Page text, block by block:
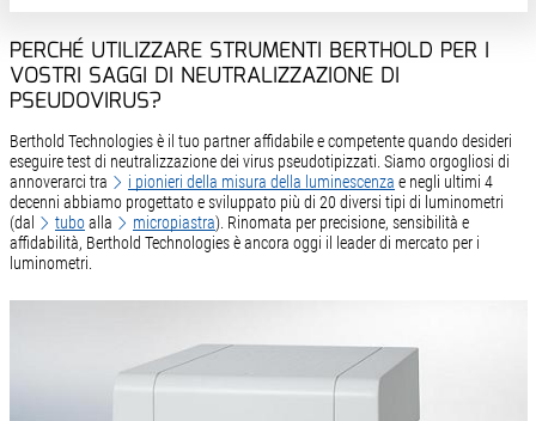
PERCHÉ UTILIZZARE STRUMENTI BERTHOLD PER I
VOSTRI SAGGI DI NEUTRALIZZAZIONE DI
PSEUDOVIRUS?
Berthold Technologies è il tuo partner affidabile e competente quando desideri
eseguire test di neutralizzazione dei virus pseudotipizzati. Siamo orgogliosi di
annoverarci tra
i pionieri della misura della luminescenza e negli ultimi 4
decenni abbiamo progettato e sviluppato più di 20 diversi tipi di luminometri
(dal
tuboalla micropiastra). Rinomata per precisione, sensibilità e
affidabilità, Berthold Technologies è ancora oggi il leader di mercato per i
luminometri.